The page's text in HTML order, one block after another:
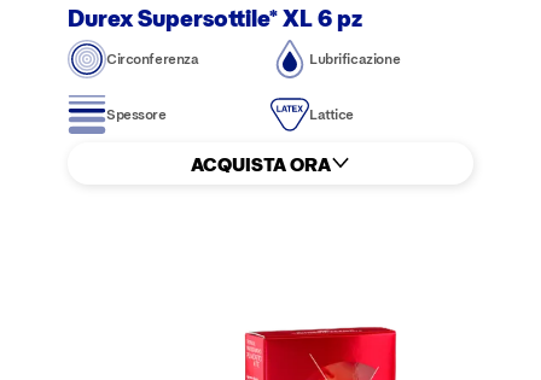
Durex Supersottile* XL 6 pz
Circonferenza Lubrificazione
Spessore Lattice
ACQUISTA ORA